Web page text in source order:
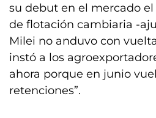
su debut en el mercado
de flotación cambiaria -
Milei no anduvo con
instó a los
ahora porque en junio
retenciones”.